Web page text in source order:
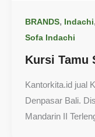
BRANDS, Indachi,
Sofa Indachi
Kursi Tamu
Kantorkita.id jual
Denpasar Bali.
Mandarin II